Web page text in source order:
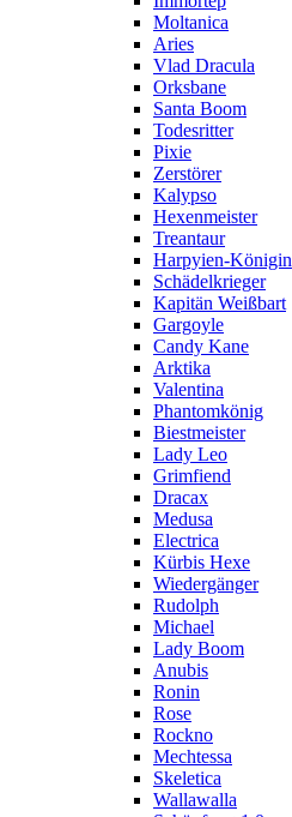
Moltanica
Aries
Vlad Dracula
Orksbane
Santa Boom
Todesritter
Pixie
Zerstörer
Kalypso
Hexenmeister
Treantaur
Harpyien-Königin
Schädelkrieger
Kapitän Weißbart
Gargoyle
Candy Kane
Arktika
Valentina
Phantomkönig
Biestmeister
Lady Leo
Grimfiend
Dracax
Medusa
Electrica
Kürbis Hexe
Wiedergänger
Rudolph
Michael
Lady Boom
Anubis
Ronin
Rose
Rockno
Mechtessa
Skeletica
Wallawalla